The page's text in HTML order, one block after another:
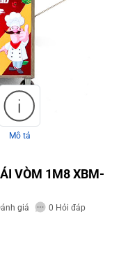
Mô tả
VÒM 1M8 XBM-
giá 0 Hỏi đáp